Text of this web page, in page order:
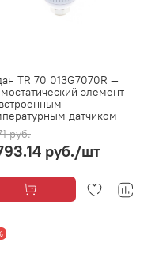
TR 70 013G7070R —
элемент
датчиком
руб.
руб./шт